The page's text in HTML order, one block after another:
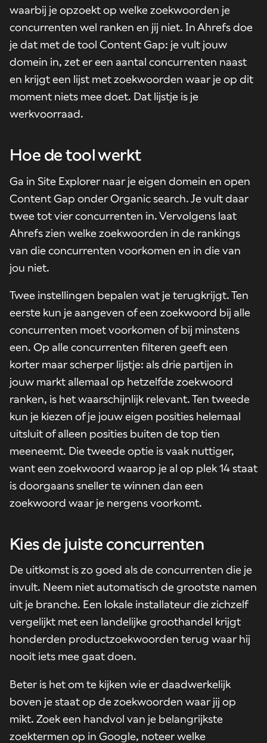
waarbij je opzoekt op welke zoekwoorden je
concurrenten wel ranken en jij niet. In Ahrefs doe
je dat met de tool Content Gap: je vult jouw
domein in, zet er een aantal concurrenten naast
en krijgt een lijst met zoekwoorden waar je op dit
moment niets mee doet. Dat lijstje is je
werkvoorraad.
Hoe de tool werkt
Ga in Site Explorer naar je eigen domein en open
Content Gap onder Organic search. Je vult daar
twee tot vier concurrenten in. Vervolgens laat
Ahrefs zien welke zoekwoorden in de rankings
van die concurrenten voorkomen en in die van
jou niet.
Twee instellingen bepalen wat je terugkrijgt. Ten
eerste kun je aangeven of een zoekwoord bij alle
concurrenten moet voorkomen of bij minstens
een. Op alle concurrenten filteren geeft een
korter maar scherper lijstje: als drie partijen in
jouw markt allemaal op hetzelfde zoekwoord
ranken, is het waarschijnlijk relevant. Ten tweede
kun je kiezen of je jouw eigen posities helemaal
uitsluit of alleen posities buiten de top tien
meeneemt. Die tweede optie is vaak nuttiger,
want een zoekwoord waarop je al op plek 14 staat
is doorgaans sneller te winnen dan een
zoekwoord waar je nergens voorkomt.
Kies de juiste concurrenten
De uitkomst is zo goed als de concurrenten die je
invult. Neem niet automatisch de grootste namen
uit je branche. Een lokale installateur die zichzelf
vergelijkt met een landelijke groothandel krijgt
honderden productzoekwoorden terug waar hij
nooit iets mee gaat doen.
Beter is het om te kijken wie er daadwerkelijk
boven je staat op de zoekwoorden waar jij op
mikt. Zoek een handvol van je belangrijkste
zoektermen op in Google, noteer welke